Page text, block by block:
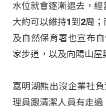
水位就會逐漸退去，
大約可以維持1到2周
及自然保育署也宣布
家步道，以及向陽山屋
嘉明湖熊出沒企業社
理員跟清潔人員有走